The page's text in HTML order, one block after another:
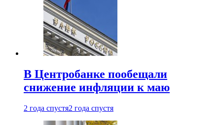
В Центробанке пообещали
снижение инфляции к маю
2 года спустя2 года спустя